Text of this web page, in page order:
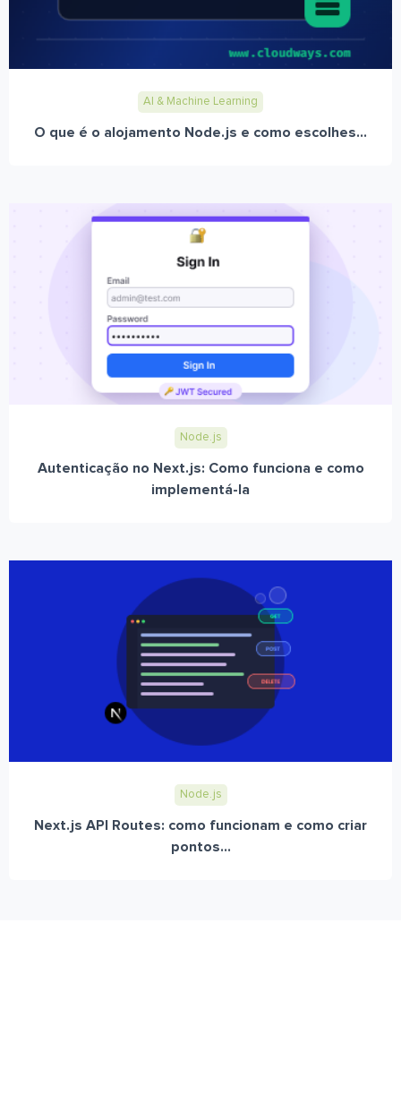
AI & Machine Learning
O que é o alojamento Node.js e como escolhes...
Node.js
Autenticação no Next.js: Como funciona e como
implementá-la
Node.js
Next.js API Routes: como funcionam e como criar
pontos...